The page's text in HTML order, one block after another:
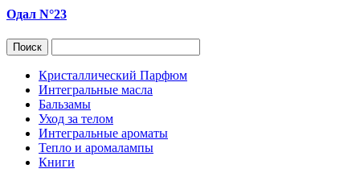
Одал N°23
Кристаллический Парфюм
Интегральные масла
Бальзамы
Уход за телом
Интегральные ароматы
Тепло и аромалампы
Книги